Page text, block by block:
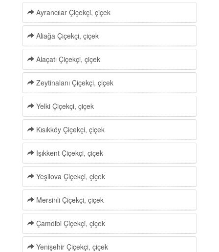
Ayrancılar Çiçekçi, çiçek
Aliağa Çiçekçi, çiçek
Alaçatı Çiçekçi, çiçek
Zeytinalanı Çiçekçi, çiçek
Yelki Çiçekçi, çiçek
Kısıkköy Çiçekçi, çiçek
Işıkkent Çiçekçi, çiçek
Yeşilova Çiçekçi, çiçek
Mersinli Çiçekçi, çiçek
Çamdibi Çiçekçi, çiçek
Yenişehir Çiçekçi, çiçek